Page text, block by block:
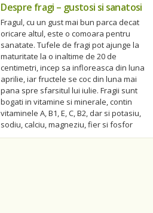
Despre fragi – gustosi si sanatosi
Fragul, cu un gust mai bun parca decat
oricare altul, este o comoara pentru
sanatate. Tufele de fragi pot ajunge la
maturitate la o inaltime de 20 de
centimetri, incep sa infloreasca din luna
aprilie, iar fructele se coc din luna mai
pana spre sfarsitul lui iulie. Fragii sunt
bogati in vitamine si minerale, contin
vitaminele A, B1, E, C, B2, dar si potasiu,
sodiu, calciu, magneziu, fier si fosfor